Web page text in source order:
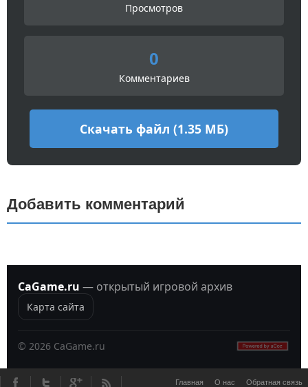
Просмотров
0
Комментариев
Скачать файл (1.35 МБ)
Добавить комментарий
CaGame.ru — открытый игровой архив
Карта сайта
© 2026 CaGame.ru
Главная О нас Обратная связь